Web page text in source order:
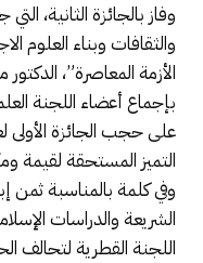
وفاز بالجائزة الثانية،
والثقافات وبناء العلوم
الأزمة المعاصرة”،
بإجماع أعضاء اللجنة
على حجب الجائزة الأولى
التميز المستحقة لقيمة
وفي كلمة بالمناسبة ثمن
الشريعة والدراسات
اللجنة القطرية لتحالف